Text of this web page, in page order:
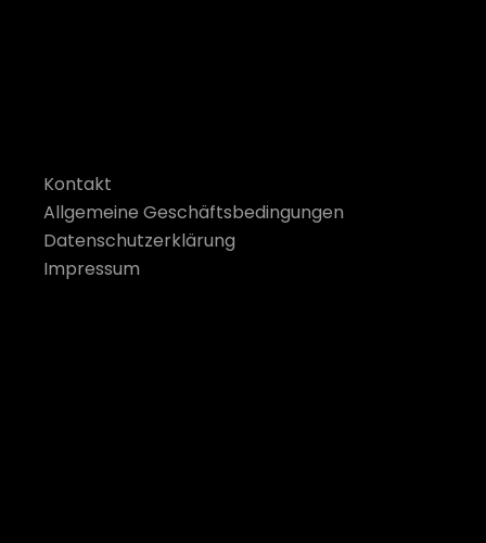
Kontakt
Allgemeine Geschäftsbedingungen
Datenschutzerklärung
Impressum